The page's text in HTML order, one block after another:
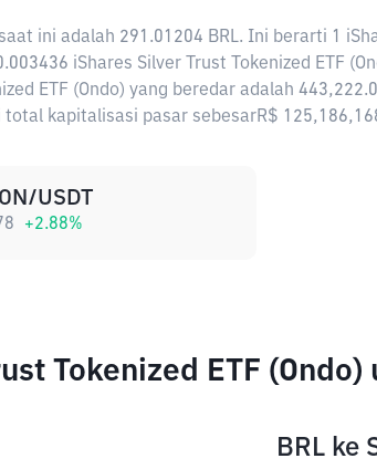
saat ini adalah 291.01204 BRL. Ini berarti 1
iShares Silver Trust Tokenized ETF
ETF (Ondo) yang beredar adalah
total kapitalisasi pasar sebesarR$
USDT
+2.88%
Tokenized ETF
BRL ke